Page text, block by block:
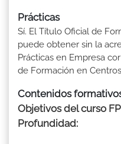
Prácticas
Sí. El Título Oficial de
puede obtener sin la
Prácticas en Empresa
de Formación en
Contenidos
Objetivos del curso
Profundidad: